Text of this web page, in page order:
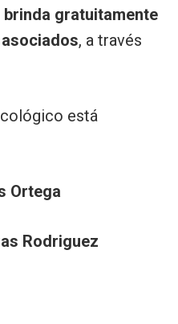
gratuitamente
, a través
está
Ortega
Rodriguez